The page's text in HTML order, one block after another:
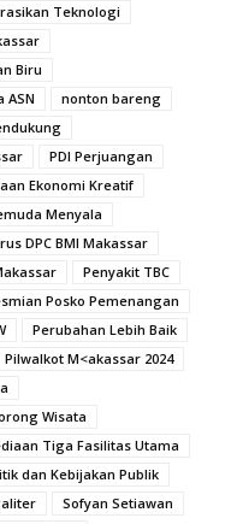
Teknologi
Biru
ASN
nonton bareng
PDI Perjuangan
Ekonomi Kreatif
Menyala
DPC BMI Makassar
Penyakit TBC
Posko Pemenangan
Perubahan Lebih Baik
Pilwalkot M<akassar 2024
Wisata
Tiga Fasilitas Utama
dan Kebijakan Publik
Sofyan Setiawan